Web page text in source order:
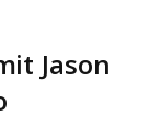
Jason